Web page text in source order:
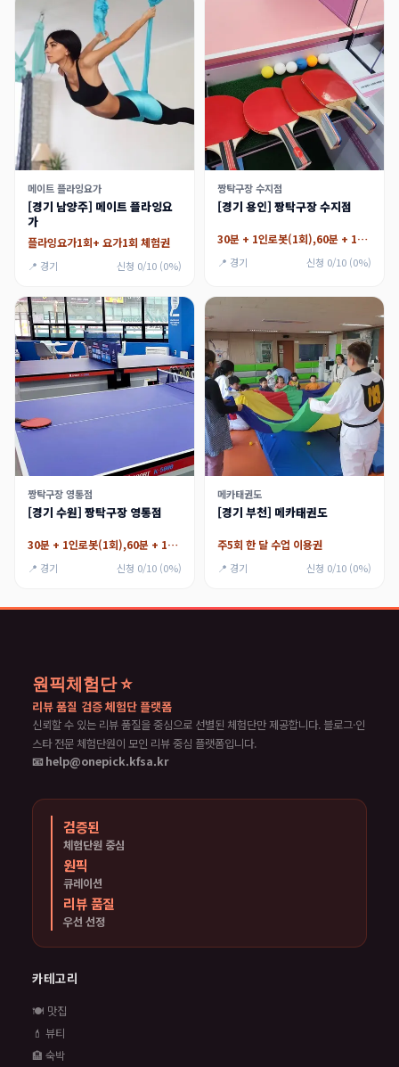
메이트 플라잉요가
[경기 남양주] 메이트 플라잉요
가
플라잉요가1회+ 요가1회 체험권
📍 경기 신청 0/10 (0%)
짱탁구장 수지점
[경기 용인] 짱탁구장 수지점
30분 + 1인로봇(1회),60분 + 1인로봇(1회)
📍 경기 신청 0/10 (0%)
짱탁구장 영통점
[경기 수원] 짱탁구장 영통점
30분 + 1인로봇(1회),60분 + 1인로봇(1회)
📍 경기 신청 0/10 (0%)
메카태권도
[경기 부천] 메카태권도
주5회 한 달 수업 이용권
📍 경기 신청 0/10 (0%)
원픽체험단 ⭐
리뷰 품질 검증 체험단 플랫폼
신뢰할 수 있는 리뷰 품질을 중심으로 선별된 체험단만 제공합니다. 블로그·인
스타 전문 체험단원이 모인 리뷰 중심 플랫폼입니다.
📧 help@onepick.kfsa.kr
검증된
체험단원 중심
원픽
큐레이션
리뷰 품질
우선 선정
카테고리
🍽️ 맛집
💄 뷰티
🏨 숙박